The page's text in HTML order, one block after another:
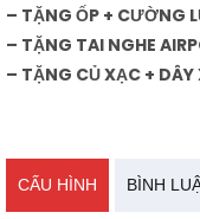
– TẶNG ỐP + CƯỜNG
– TẶNG TAI NGHE
– TẶNG CỦ XẠC +
CẤU HÌNH BÌNH